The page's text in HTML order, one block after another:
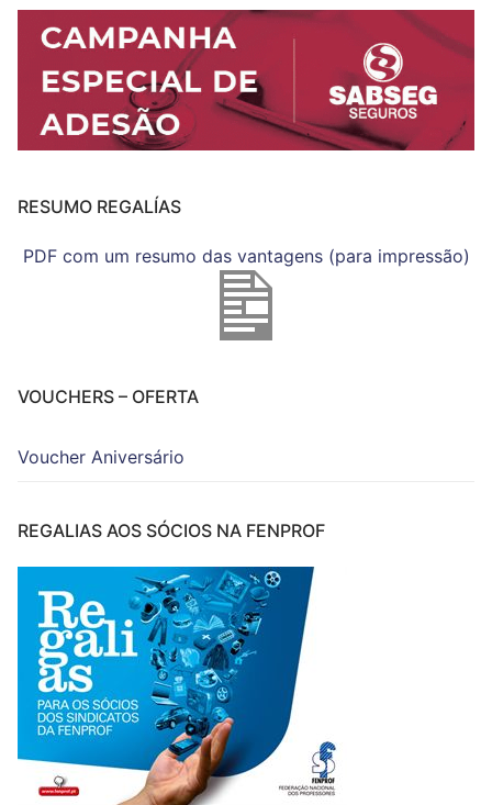
RESUMO REGALÍAS
PDF com um resumo das vantagens (para impressão)
VOUCHERS – OFERTA
Voucher Aniversário
REGALIAS AOS SÓCIOS NA FENPROF